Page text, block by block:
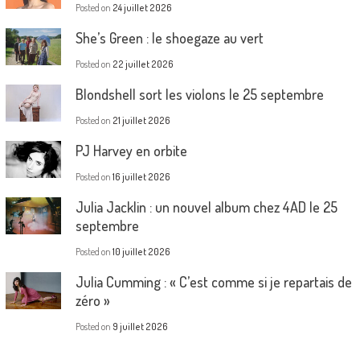
Posted on 24 juillet 2026
She’s Green : le shoegaze au vert
Posted on 22 juillet 2026
Blondshell sort les violons le 25 septembre
Posted on 21 juillet 2026
PJ Harvey en orbite
Posted on 16 juillet 2026
Julia Jacklin : un nouvel album chez 4AD le 25
septembre
Posted on 10 juillet 2026
Julia Cumming : « C’est comme si je repartais de
zéro »
Posted on 9 juillet 2026